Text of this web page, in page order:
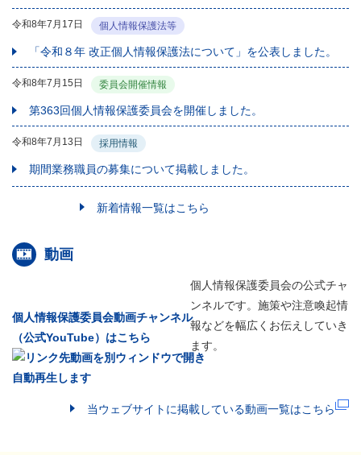
令和8年7月17日 個人情報保護法等
「令和８年 改正個人情報保護法について」を公表しました。
令和8年7月15日 委員会開催情報
第363回個人情報保護委員会を開催しました。
令和8年7月13日 採用情報
期間業務職員の募集について掲載しました。
新着情報一覧はこちら
動画
個人情報保護委員会動画チャンネル
（公式YouTube）はこちら
個人情報保護委員会の公式チャ
ンネルです。施策や注意喚起情
報などを幅広くお伝えしていき
ます。
当ウェブサイトに掲載している動画一覧はこちら